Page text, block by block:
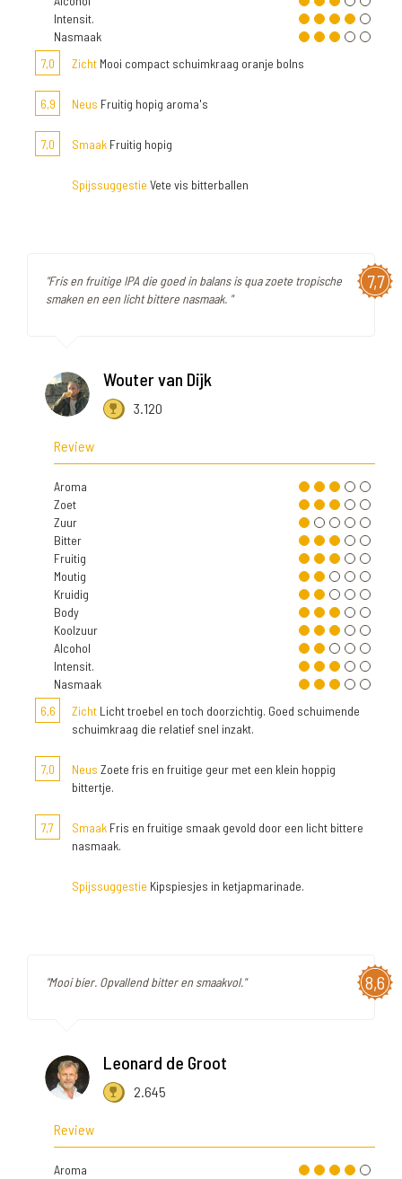
Intensit.
Nasmaak
7,0
Zicht Mooi compact schuimkraag oranje bolns
6,9 Neus Fruitig hopig aroma's
7,0 Smaak Fruitig hopig
Spijssuggestie Vete vis bitterballen
7,7
"Fris en fruitige IPA die goed in balans is qua zoete tropische
smaken en een licht bittere nasmaak. "
Wouter van Dijk
3.120
Review
Aroma
Zoet
Zuur
Bitter
Fruitig
Moutig
Kruidig
Body
Koolzuur
Alcohol
Intensit.
Nasmaak
6,6
Zicht Licht troebel en toch doorzichtig. Goed schuimende
schuimkraag die relatief snel inzakt.
7,0 Neus Zoete fris en fruitige geur met een klein hoppig
bittertje.
7,7 Smaak Fris en fruitige smaak gevold door een licht bittere
nasmaak.
Spijssuggestie Kipspiesjes in ketjapmarinade.
8,6
"Mooi bier. Opvallend bitter en smaakvol."
Leonard de Groot
2.645
Review
Aroma